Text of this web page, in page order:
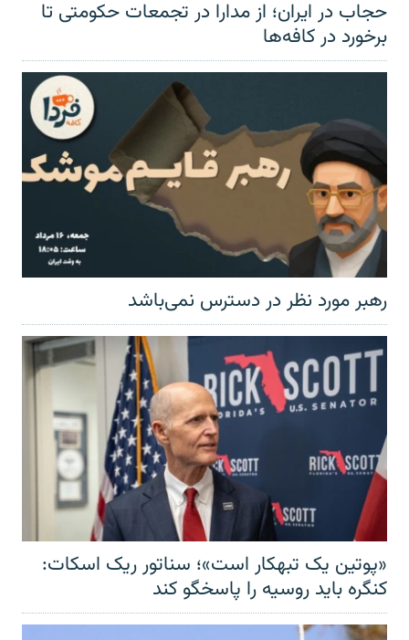
حجاب در ایران؛ از مدارا در تجمعات حکومتی تا
برخورد در کافه‌ها
رهبر مورد نظر در دسترس نمی‌باشد
«پوتین یک تبهکار است»؛ سناتور ریک اسکات:
کنگره باید روسیه را پاسخگو کند